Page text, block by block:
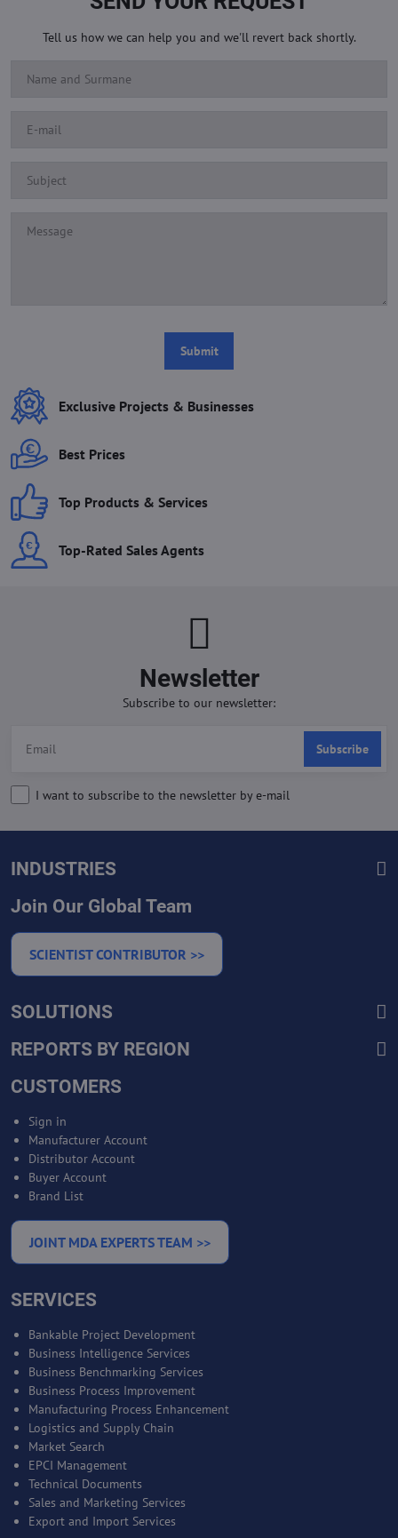
Tell us how we can help you and we'll revert back shortly.
Submit
Exclusive Projects & Businesses
Best Prices
Top Products & Services
Top-Rated Sales Agents
Newsletter
Subscribe to our newsletter:
Subscribe
I want to subscribe to the newsletter by e-mail
INDUSTRIES
Join Our Global Team
SCIENTIST CONTRIBUTOR >>
SOLUTIONS
REPORTS BY REGION
CUSTOMERS
Sign in
Manufacturer Account
Distributor Account
Buyer Account
Brand List
JOINT MDA EXPERTS TEAM >>
SERVICES
Bankable Project Development
Business Intelligence Services
Business Benchmarking Services
Business Process Improvement
Manufacturing Process Enhancement
Logistics and Supply Chain
Market Search
EPCI Management
Technical Documents
Sales and Marketing Services
Export and Import Services